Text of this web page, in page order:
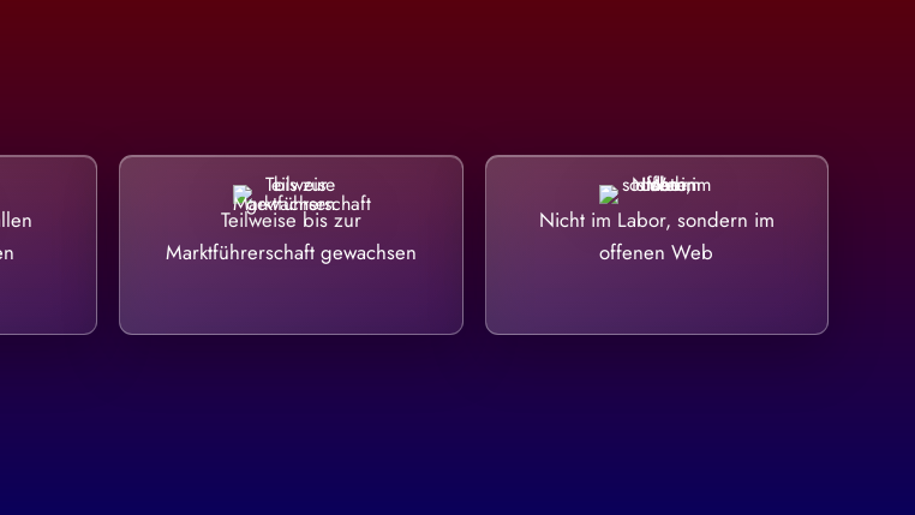
Teilweise bis zur
Marktführerschaft gewachsen
Nicht im Labor, sondern im
offenen Web